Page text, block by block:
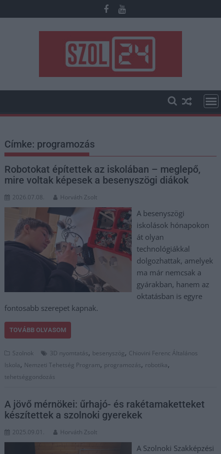
to
Címke: programozás
Robotokat építettek az iskolában – meglepő,
mire voltak képesek a besenyszögi diákok
2026.07.08. Horváth Zsolt
A besenyszögi
iskolások hónapokon
át olyan
technológiákkal
dolgozhattak, amelyek
ma már nemcsak a
gyárakban, hanem az
oktatásban is egyre
fontosabb szerepet kapnak.
TOVÁBB OLVASOM
Szolnok 3D nyomtatás, besenyszög, Chiovini Ferenc Általános
Iskola, Nemzeti Tehetség Program, programozás, robotika,
tehetséggondozás
A jövő mérnökei: űrhajó- és rakétamaketteket
készítettek a szolnoki gyerekek
2025.09.01. Horváth Zsolt
A Szolnoki Szakképzési